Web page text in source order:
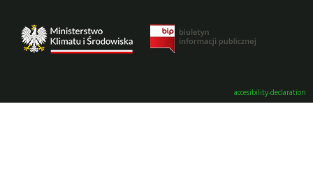
accesibility-declaration